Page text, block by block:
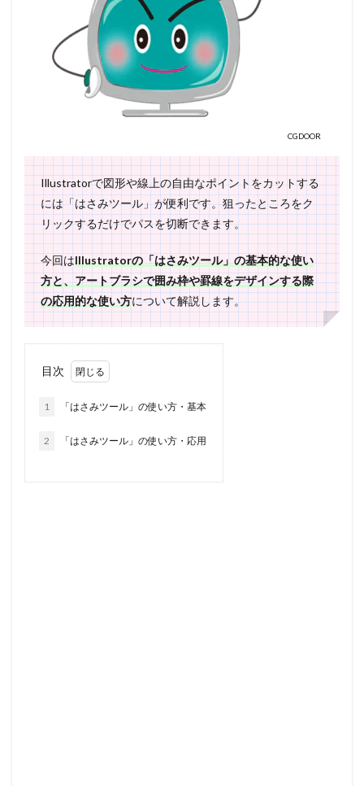
CGDOOR
Illustratorで図形や線上の自由なポイントをカットする
には「はさみツール」が便利です。狙ったところをク
リックするだけでパスを切断できます。
今回はIllustratorの「はさみツール」の基本的な使い
方と、アートブラシで囲み枠や罫線をデザインする際
の応用的な使い方について解説します。
目次
1 「はさみツール」の使い方・基本
2 「はさみツール」の使い方・応用